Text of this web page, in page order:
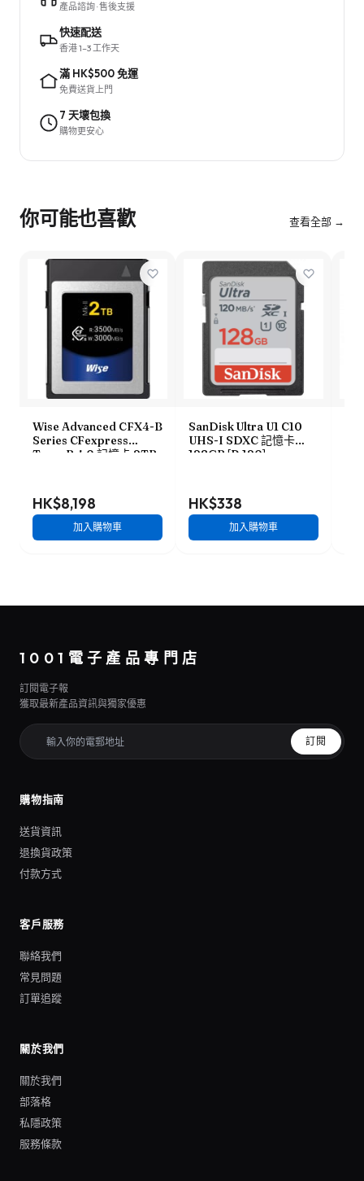
產品諮詢 · 售後支援
快速配送
香港 1–3 工作天
滿 HK$500 免運
免費送貨上門
7 天壞包換
購物更安心
你可能也喜歡 查看全部 →
Wise Advanced CFX4-B
Series CFexpress
Type-B 4.0 記憶卡 2TB
HK$8,198
加入購物車
SanDisk Ultra U1 C10
UHS-I SDXC 記憶卡
128GB [R:120]
HK$338
加入購物車
1001電子產品專門店
訂閱電子報
獲取最新產品資訊與獨家優惠
訂閱
購物指南
送貨資訊
退換貨政策
付款方式
客戶服務
聯絡我們
常見問題
訂單追蹤
關於我們
關於我們
部落格
私隱政策
服務條款